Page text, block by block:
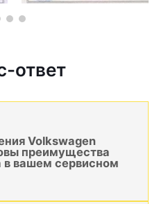
ответ
Volkswagen
преимущества
в вашем сервисном